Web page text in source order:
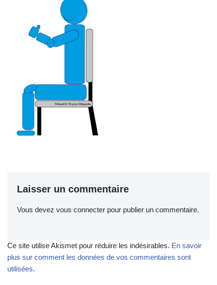
Laisser un commentaire
Vous devez vous connecter pour publier un commentaire.
Ce site utilise Akismet pour réduire les indésirables. En savoir
plus sur comment les données de vos commentaires sont
utilisées.